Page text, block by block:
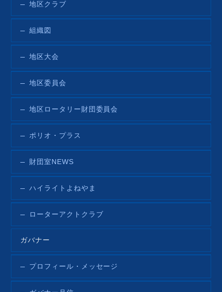
地区クラブ
組織図
地区大会
地区委員会
地区ロータリー財団委員会
ポリオ・プラス
財団室NEWS
ハイライトよねやま
ローターアクトクラブ
ガバナー
プロフィール・メッセージ